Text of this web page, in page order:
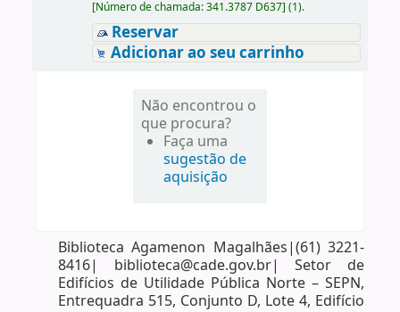
[Número de chamada:341.3787 D637] (1).
Reservar
Adicionar ao seu carrinho
Não encontrou o
que procura?
Faça uma
sugestão de
aquisição
Biblioteca Agamenon Magalhães|(61) 3221-
8416| biblioteca@cade.gov.br| Setor de
Edifícios de Utilidade Pública Norte – SEPN,
Entrequadra 515, Conjunto D, Lote 4, Edifício